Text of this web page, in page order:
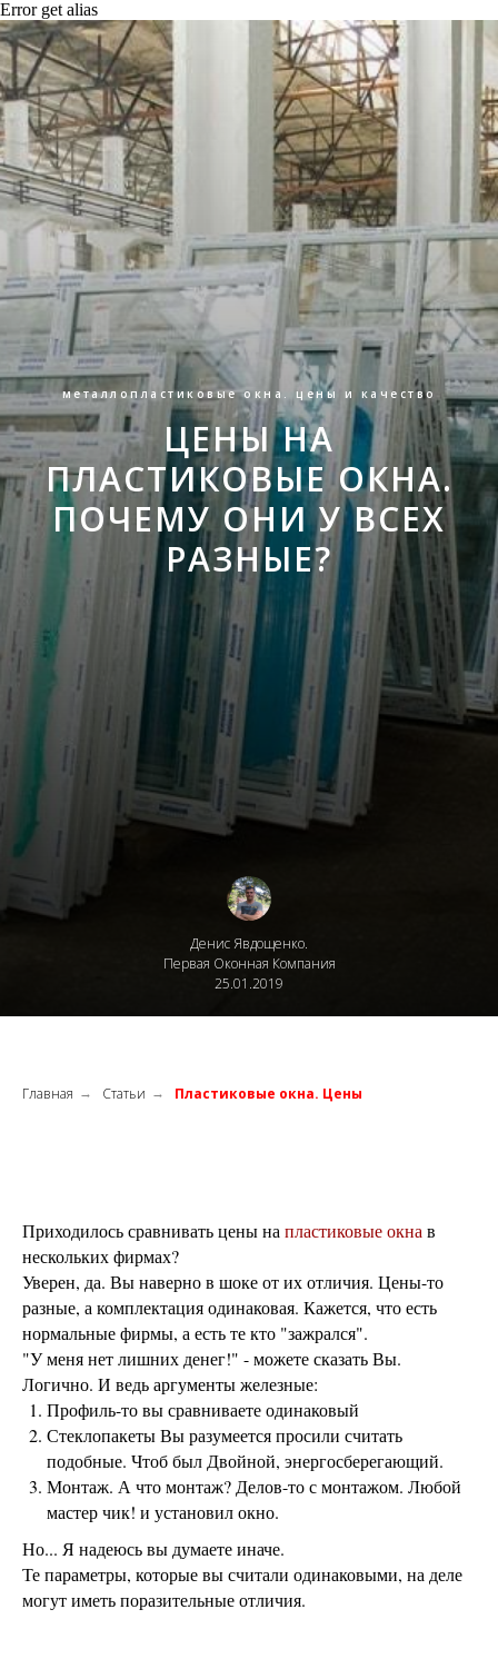
Error get alias
металлопластиковые окна. цены и качество
ЦЕНЫ НА
ПЛАСТИКОВЫЕ ОКНА.
ПОЧЕМУ ОНИ У ВСЕХ
РАЗНЫЕ?
Денис Явдощенко.
Первая Оконная Компания
25.01.2019
Главная → Статьи → Пластиковые окна. Цены
Приходилось сравнивать цены на пластиковые окна в
нескольких фирмах?
Уверен, да. Вы наверно в шоке от их отличия. Цены-то
разные, а комплектация одинаковая. Кажется, что есть
нормальные фирмы, а есть те кто "зажрался".
"У меня нет лишних денег!" - можете сказать Вы.
Логично. И ведь аргументы железные:
Профиль-то вы сравниваете одинаковый
Стеклопакеты Вы разумеется просили считать
подобные. Чтоб был Двойной, энергосберегающий.
Монтаж. А что монтаж? Делов-то с монтажом. Любой
мастер чик! и установил окно.
Но... Я надеюсь вы думаете иначе.
Те параметры, которые вы считали одинаковыми, на деле
могут иметь поразительные отличия.